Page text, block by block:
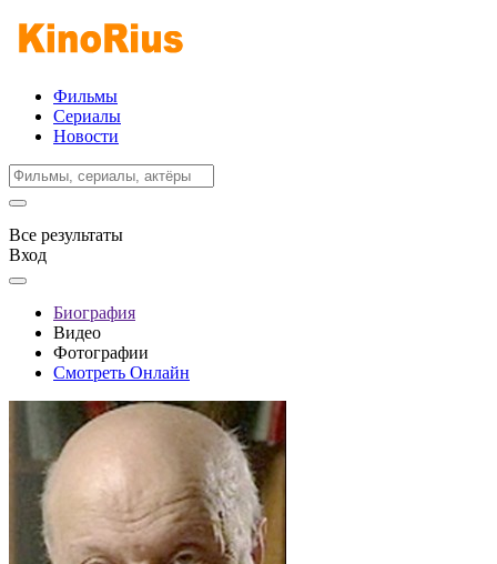
Фильмы
Сериалы
Новости
Все результаты
Вход
Биография
Видео
Фотографии
Смотреть Онлайн